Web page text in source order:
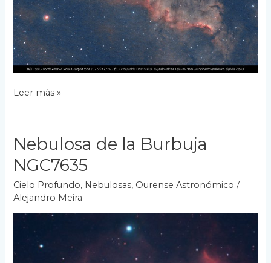
Nebulosa
NGC
agosto
2023
Leer más »
Nebulosa de la Burbuja
NGC7635
Cielo Profundo, Nebulosas, Ourense Astronómico /
Alejandro Meira